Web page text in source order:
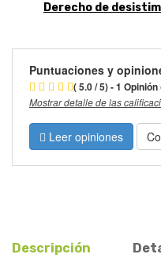
Derecho de
Puntuaciones y
( 5.0 / 5) - 1 Opinión
Mostrar detalle de las
Leer opiniones
Descripción